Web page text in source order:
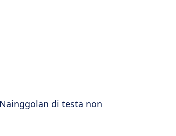
di testa non